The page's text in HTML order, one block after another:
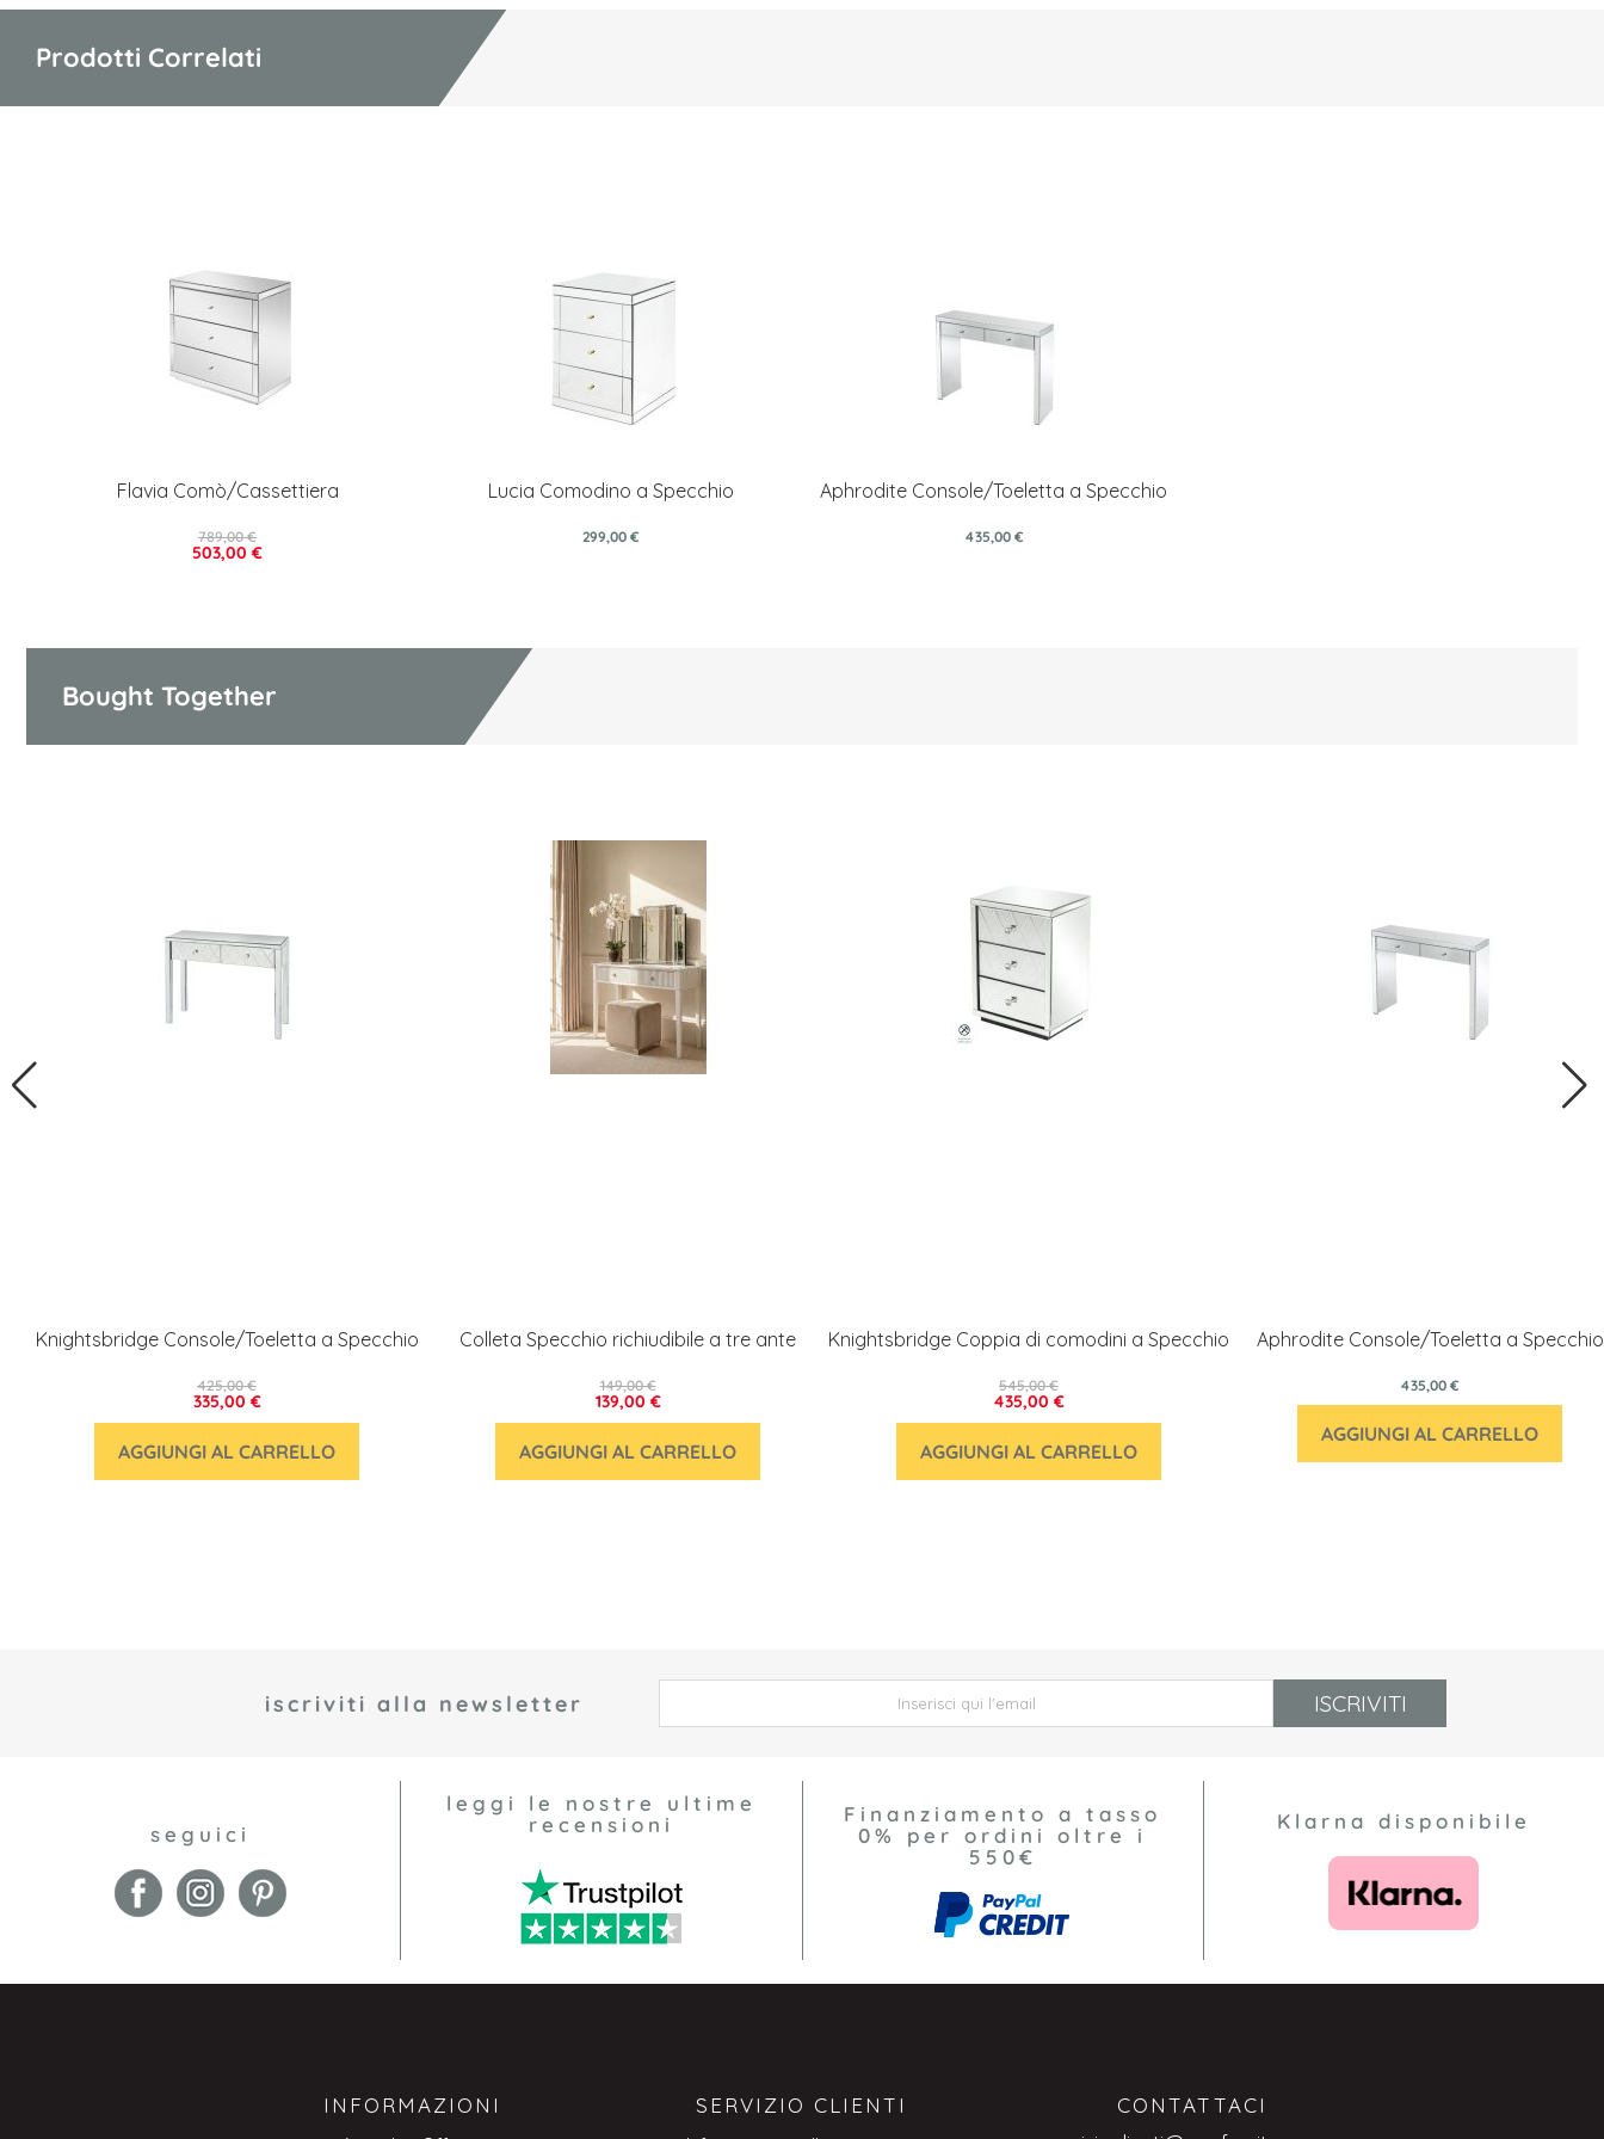
Prodotti Correlati
Flavia Comò/Cassettiera
503,00 €
789,00 €
Lucia Comodino a Specchio
299,00 €
Aphrodite Console/Toeletta a Specchio
435,00 €
Bought Together
Knightsbridge Console/Toeletta a Specchio
335,00 €
425,00 €
AGGIUNGI AL CARRELLO
Colleta Specchio richiudibile a tre ante
139,00 €
149,00 €
AGGIUNGI AL CARRELLO
Knightsbridge Coppia di comodini a Specchio
435,00 €
545,00 €
AGGIUNGI AL CARRELLO
Aphrodite Console/Toeletta a Specchio
435,00 €
AGGIUNGI AL CARRELLO
iscriviti alla newsletter ISCRIVITI
seguici
leggi le nostre ultime
recensioni
Finanziamento a tasso
0% per ordini oltre i
550€
Klarna disponibile
INFORMAZIONI SERVIZIO CLIENTI
CONTATTACI